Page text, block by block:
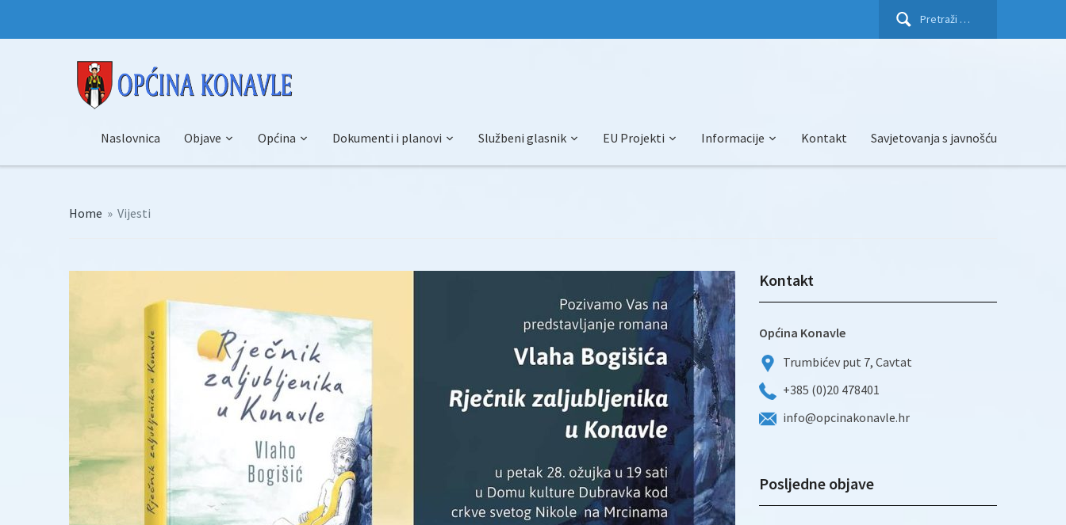
Pretraži:
Naslovnica Objave Općina Dokumenti i planovi Službeni glasnik EU Projekti Informacije Kontakt Savjetovanja s javnošću
Home » Vijesti
Kontakt
Općina Konavle
Trumbićev put 7, Cavtat
+385 (0)20 478401
info@opcinakonavle.hr
Posljedne objave